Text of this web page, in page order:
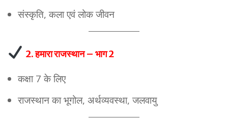
संस्कृति, कला एवं लोक जीवन
2. हमारा राजस्थान – भाग 2
कक्षा 7 के लिए
राजस्थान का भूगोल, अर्थव्यवस्था, जलवायु